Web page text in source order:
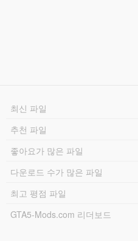
최신 파일
추천 파일
좋아요가 많은 파일
다운로드 수가 많은 파일
최고 평점 파일
GTA5-Mods.com 리더보드